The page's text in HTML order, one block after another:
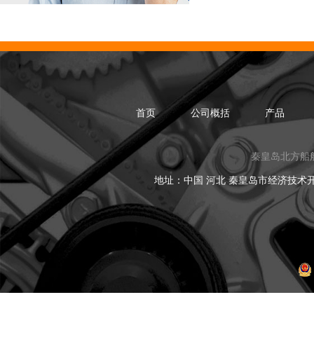
首页 公司概括 产品
秦皇岛北方船
地址：中国 河北 秦皇岛市经济技术